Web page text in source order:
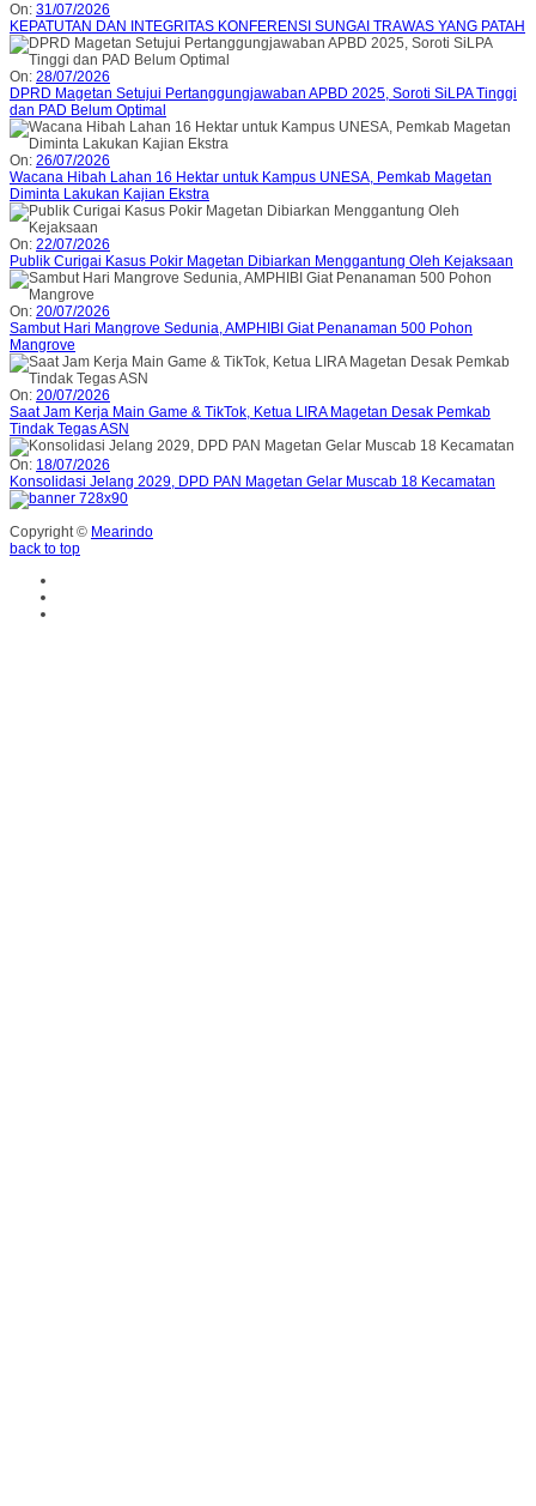
On: 31/07/2026
KEPATUTAN DAN INTEGRITAS KONFERENSI SUNGAI TRAWAS YANG PATAH
On: 28/07/2026
DPRD Magetan Setujui Pertanggungjawaban APBD 2025, Soroti SiLPA Tinggi
dan PAD Belum Optimal
On: 26/07/2026
Wacana Hibah Lahan 16 Hektar untuk Kampus UNESA, Pemkab Magetan
Diminta Lakukan Kajian Ekstra
On: 22/07/2026
Publik Curigai Kasus Pokir Magetan Dibiarkan Menggantung Oleh Kejaksaan
On: 20/07/2026
Sambut Hari Mangrove Sedunia, AMPHIBI Giat Penanaman 500 Pohon
Mangrove
On: 20/07/2026
Saat Jam Kerja Main Game & TikTok, Ketua LIRA Magetan Desak Pemkab
Tindak Tegas ASN
On: 18/07/2026
Konsolidasi Jelang 2029, DPD PAN Magetan Gelar Muscab 18 Kecamatan
Copyright © Mearindo
back to top